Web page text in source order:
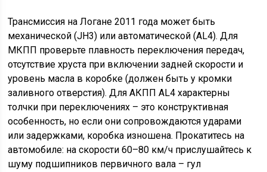
Трансмиссия на Логане 2011 года может быть
механической (JH3) или автоматической (AL4). Для
МКПП проверьте плавность переключения передач,
отсутствие хруста при включении задней скорости и
уровень масла в коробке (должен быть у кромки
заливного отверстия). Для АКПП AL4 характерны
толчки при переключениях – это конструктивная
особенность, но если они сопровождаются ударами
или задержками, коробка изношена. Прокатитесь на
автомобиле: на скорости 60–80 км/ч прислушайтесь к
шуму подшипников первичного вала – гул